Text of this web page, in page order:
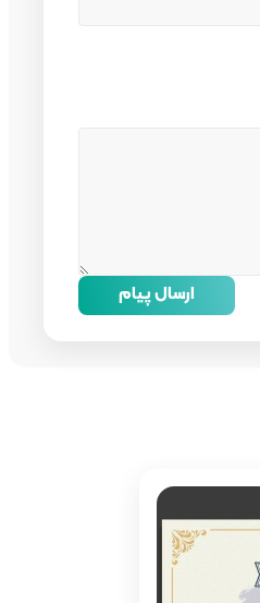
ارسال پیام